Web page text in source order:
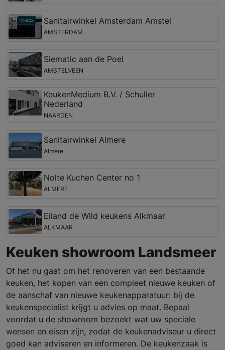
Sanitairwinkel Amsterdam Amstel
AMSTERDAM
Siematic aan de Poel
AMSTELVEEN
KeukenMedium B.V. / Schuller
Nederland
NAARDEN
Sanitairwinkel Almere
Almere
Nolte Kuchen Center no 1
ALMERE
Eiland de Wild keukens Alkmaar
ALKMAAR
Keuken showroom Landsmeer
Of het nu gaat om het renoveren van een bestaande
keuken, het kopen van een compleet nieuwe keuken of
de aanschaf van nieuwe keukenapparatuur: bij de
keukenspecialist krijgt u advies op maat. Bepaal
voordat u de showroom bezoekt wat uw speciale
wensen en eisen zijn, zodat de keukenadviseur u direct
goed kan adviseren en informeren. De keukenzaak is